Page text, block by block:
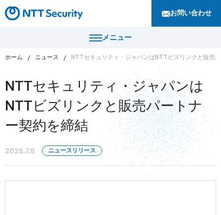
お問い合わせ
メニュー
製品・サービス
セキュリティコンサルティング・教育・相談
セキュリティ管理
導入事例
セキュリティナレッジ
ニュース
ホーム ニュース NTTセキュリティ・ジャパンはNTTビズリンクと販売
NTTセキュリティ・ジャパンは
NTTビズリンクと販売パートナ
ー契約を締結
2025.7.9 ニュースリリース